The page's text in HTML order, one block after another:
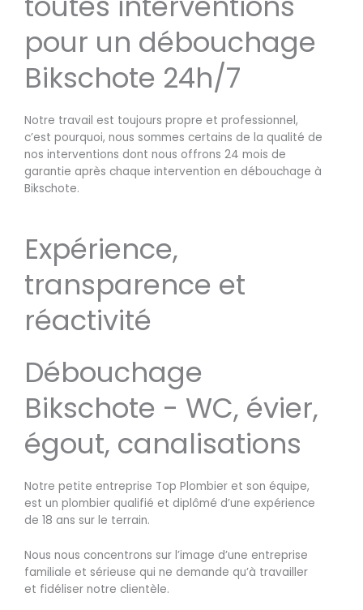
pour un débouchage
Bikschote 24h/7
Notre travail est toujours propre et professionnel,
c’est pourquoi, nous sommes certains de la qualité de
nos interventions dont nous offrons 24 mois de
garantie après chaque intervention en débouchage à
Bikschote.
Expérience,
transparence et
réactivité
Débouchage
Bikschote - WC, évier,
égout, canalisations
Notre petite entreprise Top Plombier et son équipe,
est un plombier qualifié et diplômé d’une expérience
de 18 ans sur le terrain.
Nous nous concentrons sur l’image d’une entreprise
familiale et sérieuse qui ne demande qu’à travailler
et fidéliser notre clientèle.